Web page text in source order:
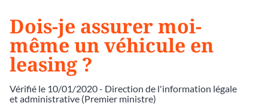
Dois-je assurer moi-
même un véhicule en
leasing ?
Vérifié le 10/01/2020 - Direction de l'information légale
et administrative (Premier ministre)